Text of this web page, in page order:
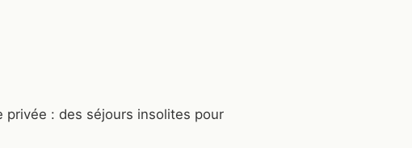
privée : des séjours insolites pour